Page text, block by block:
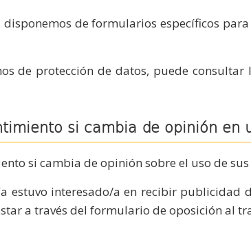
de formularios específicos
de protección de datos, puede
si cambia de opinión en
si cambia de opinión sobre el uso de
estuvo interesado/a en recibir publicidad
a través del formulario de oposición al